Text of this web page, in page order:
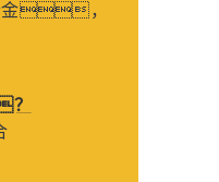
金，